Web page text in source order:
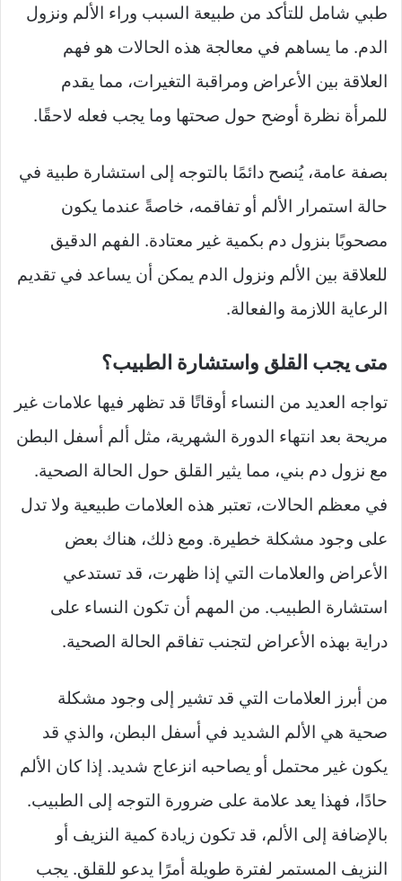
طبي شامل للتأكد من طبيعة السبب وراء الألم ونزول
الدم. ما يساهم في معالجة هذه الحالات هو فهم
العلاقة بين الأعراض ومراقبة التغيرات، مما يقدم
للمرأة نظرة أوضح حول صحتها وما يجب فعله لاحقًا.
بصفة عامة، يُنصح دائمًا بالتوجه إلى استشارة طبية في
حالة استمرار الألم أو تفاقمه، خاصةً عندما يكون
مصحوبًا بنزول دم بكمية غير معتادة. الفهم الدقيق
للعلاقة بين الألم ونزول الدم يمكن أن يساعد في تقديم
الرعاية اللازمة والفعالة.
متى يجب القلق واستشارة الطبيب؟
تواجه العديد من النساء أوقاتًا قد تظهر فيها علامات غير
مريحة بعد انتهاء الدورة الشهرية، مثل ألم أسفل البطن
مع نزول دم بني، مما يثير القلق حول الحالة الصحية.
في معظم الحالات، تعتبر هذه العلامات طبيعية ولا تدل
على وجود مشكلة خطيرة. ومع ذلك، هناك بعض
الأعراض والعلامات التي إذا ظهرت، قد تستدعي
استشارة الطبيب. من المهم أن تكون النساء على
دراية بهذه الأعراض لتجنب تفاقم الحالة الصحية.
من أبرز العلامات التي قد تشير إلى وجود مشكلة
صحية هي الألم الشديد في أسفل البطن، والذي قد
يكون غير محتمل أو يصاحبه انزعاج شديد. إذا كان الألم
حادًا، فهذا يعد علامة على ضرورة التوجه إلى الطبيب.
بالإضافة إلى الألم، قد تكون زيادة كمية النزيف أو
النزيف المستمر لفترة طويلة أمرًا يدعو للقلق. يجب